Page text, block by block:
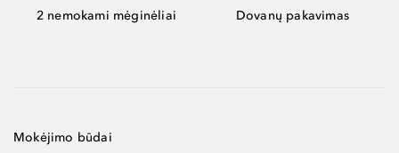
2 nemokami mėginėliai Dovanų pakavimas
Mokėjimo būdai